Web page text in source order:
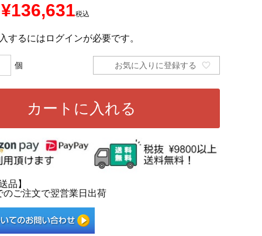
¥136,631税込
するにはログインが必要です。
お気に入りに登録する
カートに入れる
品】
のご注文で翌営業日出荷